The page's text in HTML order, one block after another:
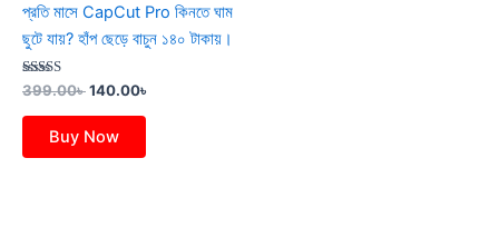
প্রতি মাসে CapCut Pro কিনতে ঘাম
ছুটে যায়? হাঁপ ছেড়ে বাচুন ১৪০ টাকায়।
Rated
4.00
out of 5
399.00৳140.00৳
Buy Now